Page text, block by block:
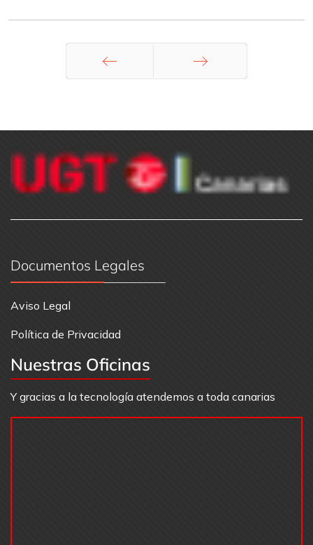
Documentos Legales
Aviso Legal
Política de Privacidad
Nuestras Oficinas
Y gracias a la tecnología atendemos a toda canarias